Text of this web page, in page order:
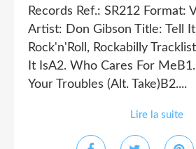
Records Ref.: SR212 Format:
Artist: Don Gibson Title: Tell
Rock'n'Roll, Rockabilly
It IsA2. Who Cares For
Your Troubles (Alt. Take)B2....
Lire la suite